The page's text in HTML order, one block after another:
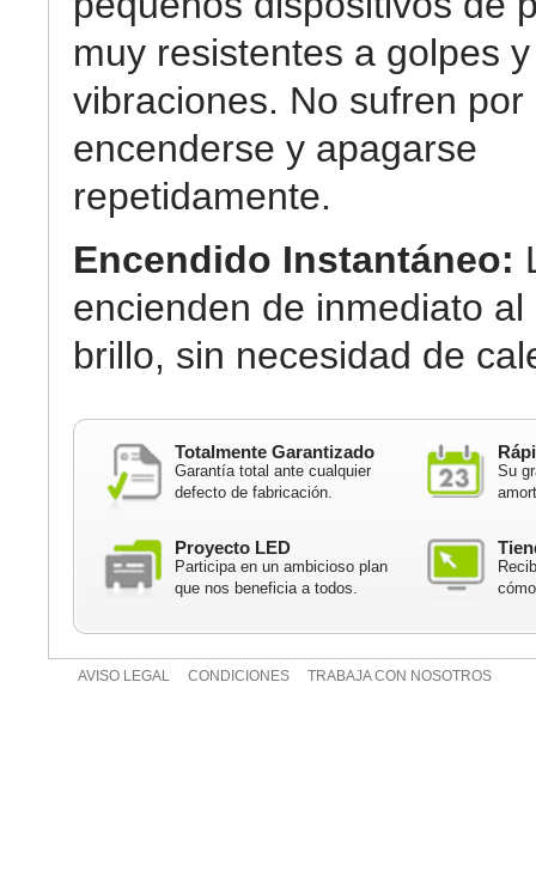
muy resistentes a golpes y
vibraciones. No sufren por
encenderse y apagarse
repetidamente.
Encendido Instantáneo:
encienden de inmediato al
brillo, sin necesidad de
Totalmente Garantizado
Garantía total ante cualquier
defecto de fabricación.
Su
Proyecto LED
Participa en un ambicioso plan
que nos beneficia a todos.
AVISO LEGAL CONDICIONES TRABAJA CON NOSOTROS